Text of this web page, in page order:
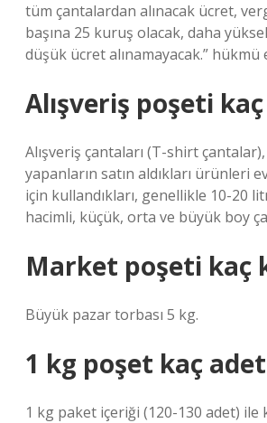
tüm çantalardan alınacak ücret,
başına 25 kuruş olacak, daha
düşük ücret alınamayacak.” hükmü
Alışveriş poşeti
Alışveriş çantaları (T-shirt çantalar),
yapanların satın aldıkları ürünleri
için kullandıkları, genellikle 10-20
hacimli, küçük, orta ve büyük boy
Market poşeti kaç
Büyük pazar torbası 5 kg.
1 kg poşet kaç
1 kg paket içeriği (120-130 adet) ile